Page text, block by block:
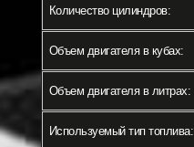
Количество цилиндров:
Объем двигателя в кубах:
Объем двигателя в литрах:
Используемый тип топлива: